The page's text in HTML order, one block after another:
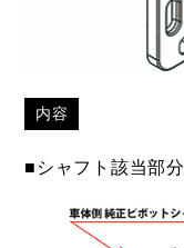
内容
■シャフト該当部分